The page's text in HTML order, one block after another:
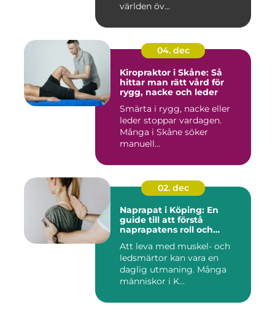
världen öv...
04. dec
Kiropraktor i Skåne: Så
hittar man rätt vård för
rygg, nacke och leder
Smärta i rygg, nacke eller
leder stoppar vardagen.
Många i Skåne söker
manuell...
02. dec
Naprapat i Köping: En
guide till att förstå
naprapatens roll och
Att leva med muskel- och
ledsmärtor kan vara en
daglig utmaning. Många
människor i K...